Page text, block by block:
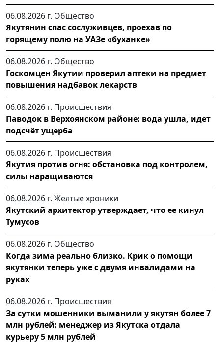
06.08.2026 г. Общество
Якутянин спас сослуживцев, проехав по
горящему полю на УАЗе «буханке»
06.08.2026 г. Общество
Госкомцен Якутии проверил аптеки на предмет
повышения надбавок лекарств
06.08.2026 г. Происшествия
Паводок в Верхоянском районе: вода ушла, идет
подсчёт ущерба
06.08.2026 г. Происшествия
Якутия против огня: обстановка под контролем,
силы наращиваются
06.08.2026 г. Желтые хроники
Якутский архитектор утверждает, что ее кинул
Тумусов
06.08.2026 г. Общество
Когда зима реально близко. Крик о помощи
якутянки теперь уже с двумя инвалидами на
руках
06.08.2026 г. Происшествия
За сутки мошенники выманили у якутян более 7
млн рублей: менеджер из Якутска отдала
курьеру 5 млн рублей